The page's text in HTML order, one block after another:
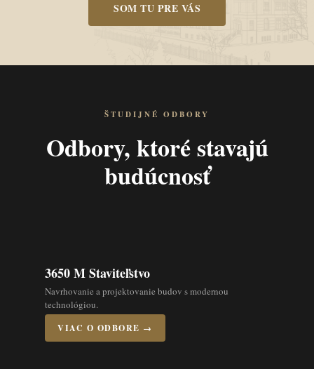
SOM TU PRE VÁS
ŠTUDIJNÉ ODBORY
Odbory, ktoré stavajú
budúcnosť
3650 M Staviteľstvo
Navrhovanie a projektovanie budov s modernou
technológiou.
VIAC O ODBORE →